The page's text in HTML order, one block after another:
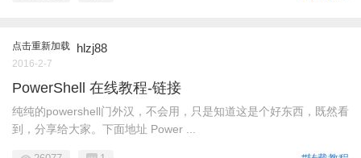
点击重新加载 hlzj88
2016-2-7
PowerShell 在线教程-链接
纯纯的powershell门外汉，不会用，只是知道这是个好东西，既然看
到，分享给大家。下面地址 Power ...